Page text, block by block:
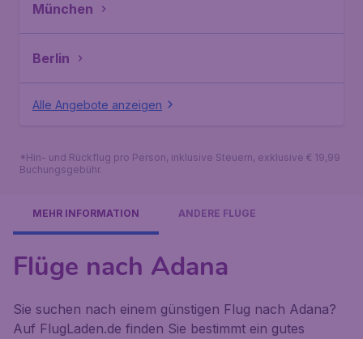
München
Berlin
Alle Angebote anzeigen
*Hin- und Rückflug pro Person, inklusive Steuern, exklusive € 19,99
Buchungsgebühr.
MEHR INFORMATION ANDERE FLÜGE
Flüge nach Adana
Sie suchen nach einem günstigen Flug nach Adana?
Auf FlugLaden.de finden Sie bestimmt ein gutes